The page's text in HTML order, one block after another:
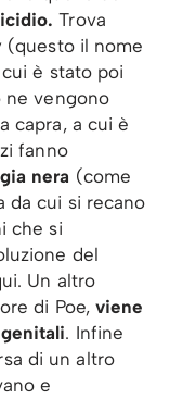
Trova
(questo il nome
è stato poi
ne vengono
capra, a cui è
fanno
nera (come
da cui si recano
che si
del
Un altro
di Poe,viene
. Infine
di un altro
e